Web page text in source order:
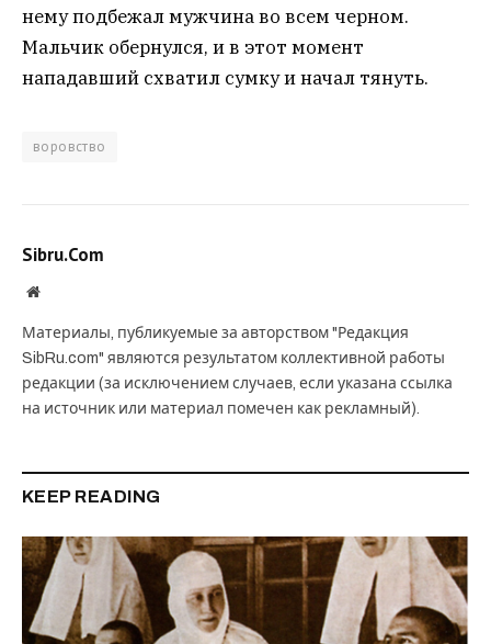
нему подбежал мужчина во всем черном.
Мальчик обернулся, и в этот момент
нападавший схватил сумку и начал тянуть.
воровство
Sibru.Com
Website
Материалы, публикуемые за авторством "Редакция
SibRu.com" являются результатом коллективной работы
редакции (за исключением случаев, если указана ссылка
на источник или материал помечен как рекламный).
KEEP READING